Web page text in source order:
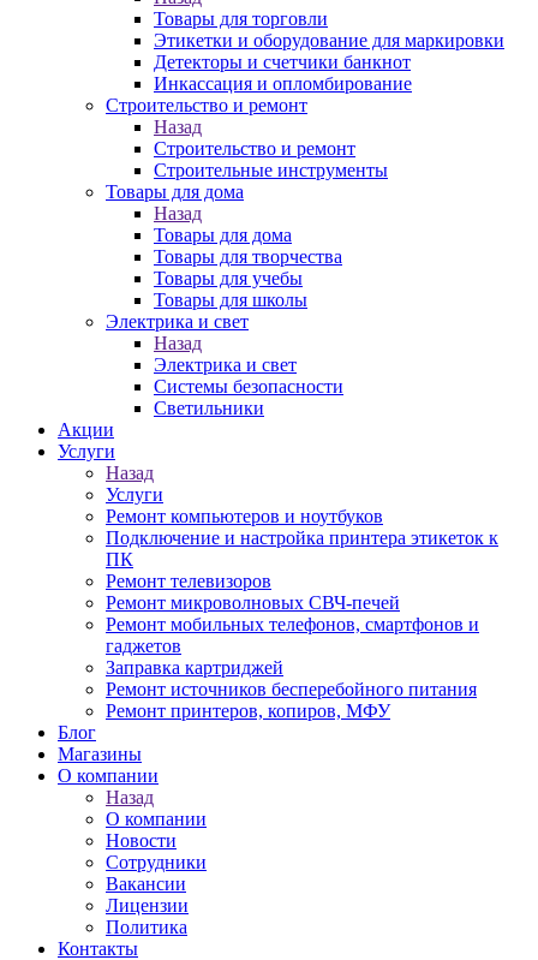
Товары для торговли
Этикетки и оборудование для маркировки
Детекторы и счетчики банкнот
Инкассация и опломбирование
Строительство и ремонт
Назад
Строительство и ремонт
Строительные инструменты
Товары для дома
Назад
Товары для дома
Товары для творчества
Товары для учебы
Товары для школы
Электрика и свет
Назад
Электрика и свет
Системы безопасности
Светильники
Акции
Услуги
Назад
Услуги
Ремонт компьютеров и ноутбуков
Подключение и настройка принтера этикеток к
ПК
Ремонт телевизоров
Ремонт микроволновых СВЧ-печей
Ремонт мобильных телефонов, смартфонов и
гаджетов
Заправка картриджей
Ремонт источников бесперебойного питания
Ремонт принтеров, копиров, МФУ
Блог
Магазины
О компании
Назад
О компании
Новости
Сотрудники
Вакансии
Лицензии
Политика
Контакты